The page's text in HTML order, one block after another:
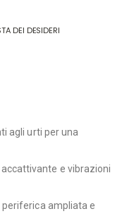
DEI DESIDERI
agli urti per una
e vibrazioni
periferica ampliata e